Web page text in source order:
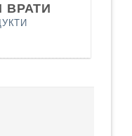
ВРАТИ